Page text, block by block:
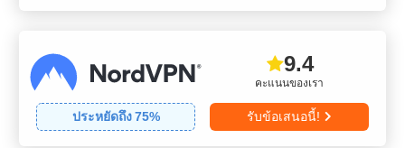
คะแนนของเรา
9.4
ประหยัดถึง 75% รับข้อเสนอนี้!